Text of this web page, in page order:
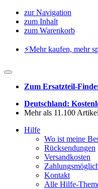
zur Navigation
zum Inhalt
zum Warenkorb
⚡️Mehr kaufen, mehr
Zum Ersatzteil-
Deutschland:
Mehr als 11.100 Artikel
Hilfe
Wo ist meine
Rücksendungen
Versandkosten
Kontakt
Alle Hilfe-